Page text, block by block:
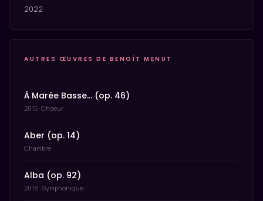
2022
AUTRES ŒUVRES DE BENOÎT MENUT
À Marée Basse… (op. 46)
2015 · Choeur
Aber (op. 14)
Chambre
Alba (op. 92)
2018 · Symphonique